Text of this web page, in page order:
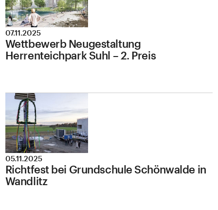
07.11.2025
Wettbewerb Neugestaltung
Herrenteichpark Suhl – 2. Preis
05.11.2025
Richtfest bei Grundschule Schönwalde in
Wandlitz